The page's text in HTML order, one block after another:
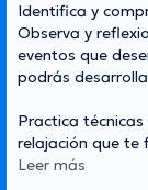
Identifica y
Observa y
eventos que
podrás
Practica
relajación que te
Leer más